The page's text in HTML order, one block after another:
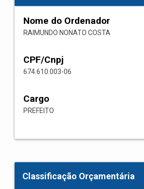
Nome do Ordenador
RAIMUNDO NONATO COSTA
CPF/Cnpj
674.610.003-06
Cargo
PREFEITO
Classificação Orçamentária